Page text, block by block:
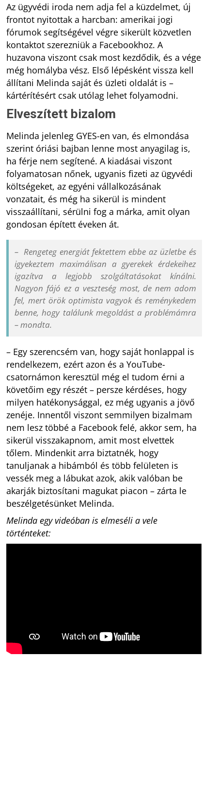
Az ügyvédi iroda nem adja fel a küzdelmet, új
frontot nyitottak a harcban: amerikai jogi
fórumok segítségével végre sikerült közvetlen
kontaktot szerezniük a Facebookhoz. A
huzavona viszont csak most kezdődik, és a vége
még homályba vész. Első lépésként vissza kell
állítani Melinda saját és üzleti oldalát is –
kártérítésért csak utólag lehet folyamodni.
Elveszített bizalom
Melinda jelenleg GYES-en van, és elmondása
szerint óriási bajban lenne most anyagilag is,
ha férje nem segítené. A kiadásai viszont
folyamatosan nőnek, ugyanis fizeti az ügyvédi
költségeket, az egyéni vállalkozásának
vonzatait, és még ha sikerül is mindent
visszaállítani, sérülni fog a márka, amit olyan
gondosan épített éveken át.
– Rengeteg energiát fektettem ebbe az üzletbe és
igyekeztem maximálisan a gyerekek érdekeihez
igazítva a legjobb szolgáltatásokat kínálni.
Nagyon fájó ez a veszteség most, de nem adom
fel, mert örök optimista vagyok és reménykedem
benne, hogy találunk megoldást a problémámra
– mondta.
– Egy szerencsém van, hogy saját honlappal is
rendelkezem, ezért azon és a YouTube-
csatornámon keresztül még el tudom érni a
követőim egy részét – persze kérdéses, hogy
milyen hatékonysággal, ez még ugyanis a jövő
zenéje. Innentől viszont semmilyen bizalmam
nem lesz többé a Facebook felé, akkor sem, ha
sikerül visszakapnom, amit most elvettek
tőlem. Mindenkit arra biztatnék, hogy
tanuljanak a hibámból és több felületen is
vessék meg a lábukat azok, akik valóban be
akarják biztosítani magukat piacon – zárta le
beszélgetésünket Melinda.
Melinda egy videóban is elmeséli a vele
történteket: